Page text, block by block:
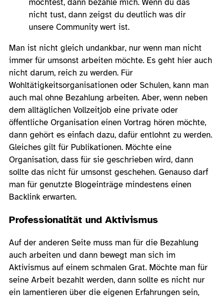
möchtest, dann bezahle mich. Wenn du das
nicht tust, dann zeigst du deutlich was dir
unsere Community wert ist.
Man ist nicht gleich undankbar, nur wenn man nicht
immer für umsonst arbeiten möchte. Es geht hier auch
nicht darum, reich zu werden. Für
Wohltätigkeitsorganisationen oder Schulen, kann man
auch mal ohne Bezahlung arbeiten. Aber, wenn neben
dem alltäglichen Vollzeitjob eine private oder
öffentliche Organisation einen Vortrag hören möchte,
dann gehört es einfach dazu, dafür entlohnt zu werden.
Gleiches gilt für Publikationen. Möchte eine
Organisation, dass für sie geschrieben wird, dann
sollte das nicht für umsonst geschehen. Genauso darf
man für genutzte Blogeinträge mindestens einen
Backlink erwarten.
Professionalität und Aktivismus
Auf der anderen Seite muss man für die Bezahlung
auch arbeiten und dann bewegt man sich im
Aktivismus auf einem schmalen Grat. Möchte man für
seine Arbeit bezahlt werden, dann sollte es nicht nur
ein lamentieren über die eigenen Erfahrungen sein,